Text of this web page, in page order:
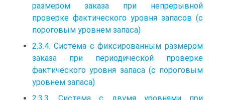
размером заказа при непрерывной
проверке фактического уровня запасов (с
пороговым уровнем запаса)
2.3.4. Система с фиксированным размером
заказа при периодической проверке
фактического уровня запаса (с пороговым
уровнем запаса)